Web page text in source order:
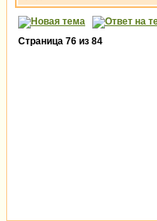
Страница 76 из 84